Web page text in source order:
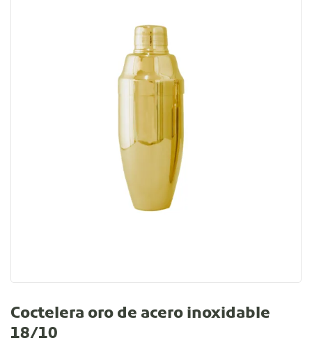
Coctelera oro de acero inoxidable
18/10